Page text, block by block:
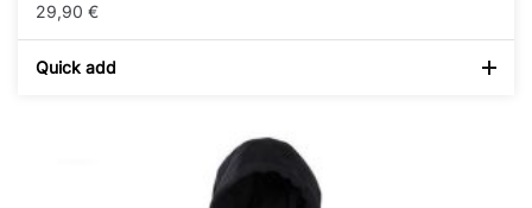
29,90 €
Quick add